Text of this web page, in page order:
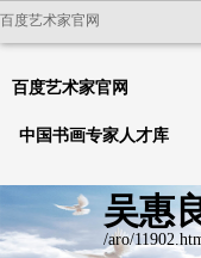
百度艺术家官网
百度艺术家官网
中国书画专家人才库
吴惠
/aro/